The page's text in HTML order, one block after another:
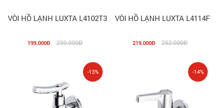
VÒI HỒ LẠNH LUXTA L4102T3
199.000Đ 230.000Đ
VÒI HỒ LẠNH LUXTA L4114F
219.000Đ 252.000Đ
-13% -14%